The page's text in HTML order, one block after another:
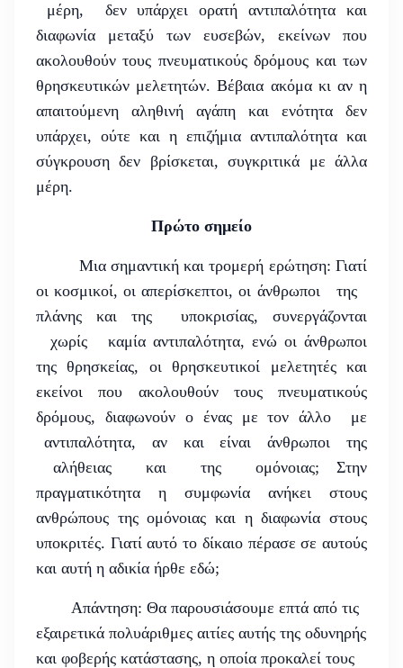
μέρη, δεν υπάρχει ορατή αντιπαλότητα και
διαφωνία μεταξύ των ευσεβών, εκείνων που
ακολουθούν τους πνευματικούς δρόμους και των
θρησκευτικών μελετητών. Βέβαια ακόμα κι αν η
απαιτούμενη αληθινή αγάπη και ενότητα δεν
υπάρχει, ούτε και η επιζήμια αντιπαλότητα και
σύγκρουση δεν βρίσκεται, συγκριτικά με άλλα
μέρη.
Πρώτο σημείο
Μια σημαντική και τρομερή ερώτηση: Γιατί
οι κοσμικοί, οι απερίσκεπτοι, οι άνθρωποι της
πλάνης και της υποκρισίας, συνεργάζονται
χωρίς καμία αντιπαλότητα, ενώ οι άνθρωποι
της θρησκείας, οι θρησκευτικοί μελετητές και
εκείνοι που ακολουθούν τους πνευματικούς
δρόμους, διαφωνούν ο ένας με τον άλλο με
αντιπαλότητα, αν και είναι άνθρωποι της
αλήθειας και της ομόνοιας; Στην
πραγματικότητα η συμφωνία ανήκει στους
ανθρώπους της ομόνοιας και η διαφωνία στους
υποκριτές. Γιατί αυτό το δίκαιο πέρασε σε αυτούς
και αυτή η αδικία ήρθε εδώ;
Απάντηση: Θα παρουσιάσουμε επτά από τις
εξαιρετικά πολυάριθμες αιτίες αυτής της οδυνηρής
και φοβερής κατάστασης, η οποία προκαλεί τους